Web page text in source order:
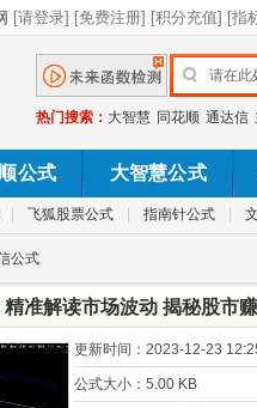
热门搜索： 大智慧 同花顺 通达信
公式 大智慧公式
飞狐股票公式 指南针公式
公式
准解读市场波动 揭秘股市
更新时间： 2023-12-23
公式大小： 5.00 KB